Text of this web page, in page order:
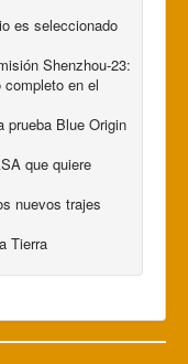
es seleccionado
Shenzhou-23:
completo en el
prueba Blue Origin
que quiere
nuevos trajes
Tierra